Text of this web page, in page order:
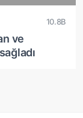
10.8B
ve